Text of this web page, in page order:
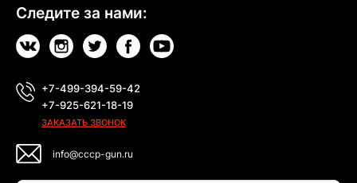
Следите за нами:
+7-499-394-59-42
+7-925-621-18-19
ЗАКАЗАТЬ ЗВОНОК
info@cccp-gun.ru